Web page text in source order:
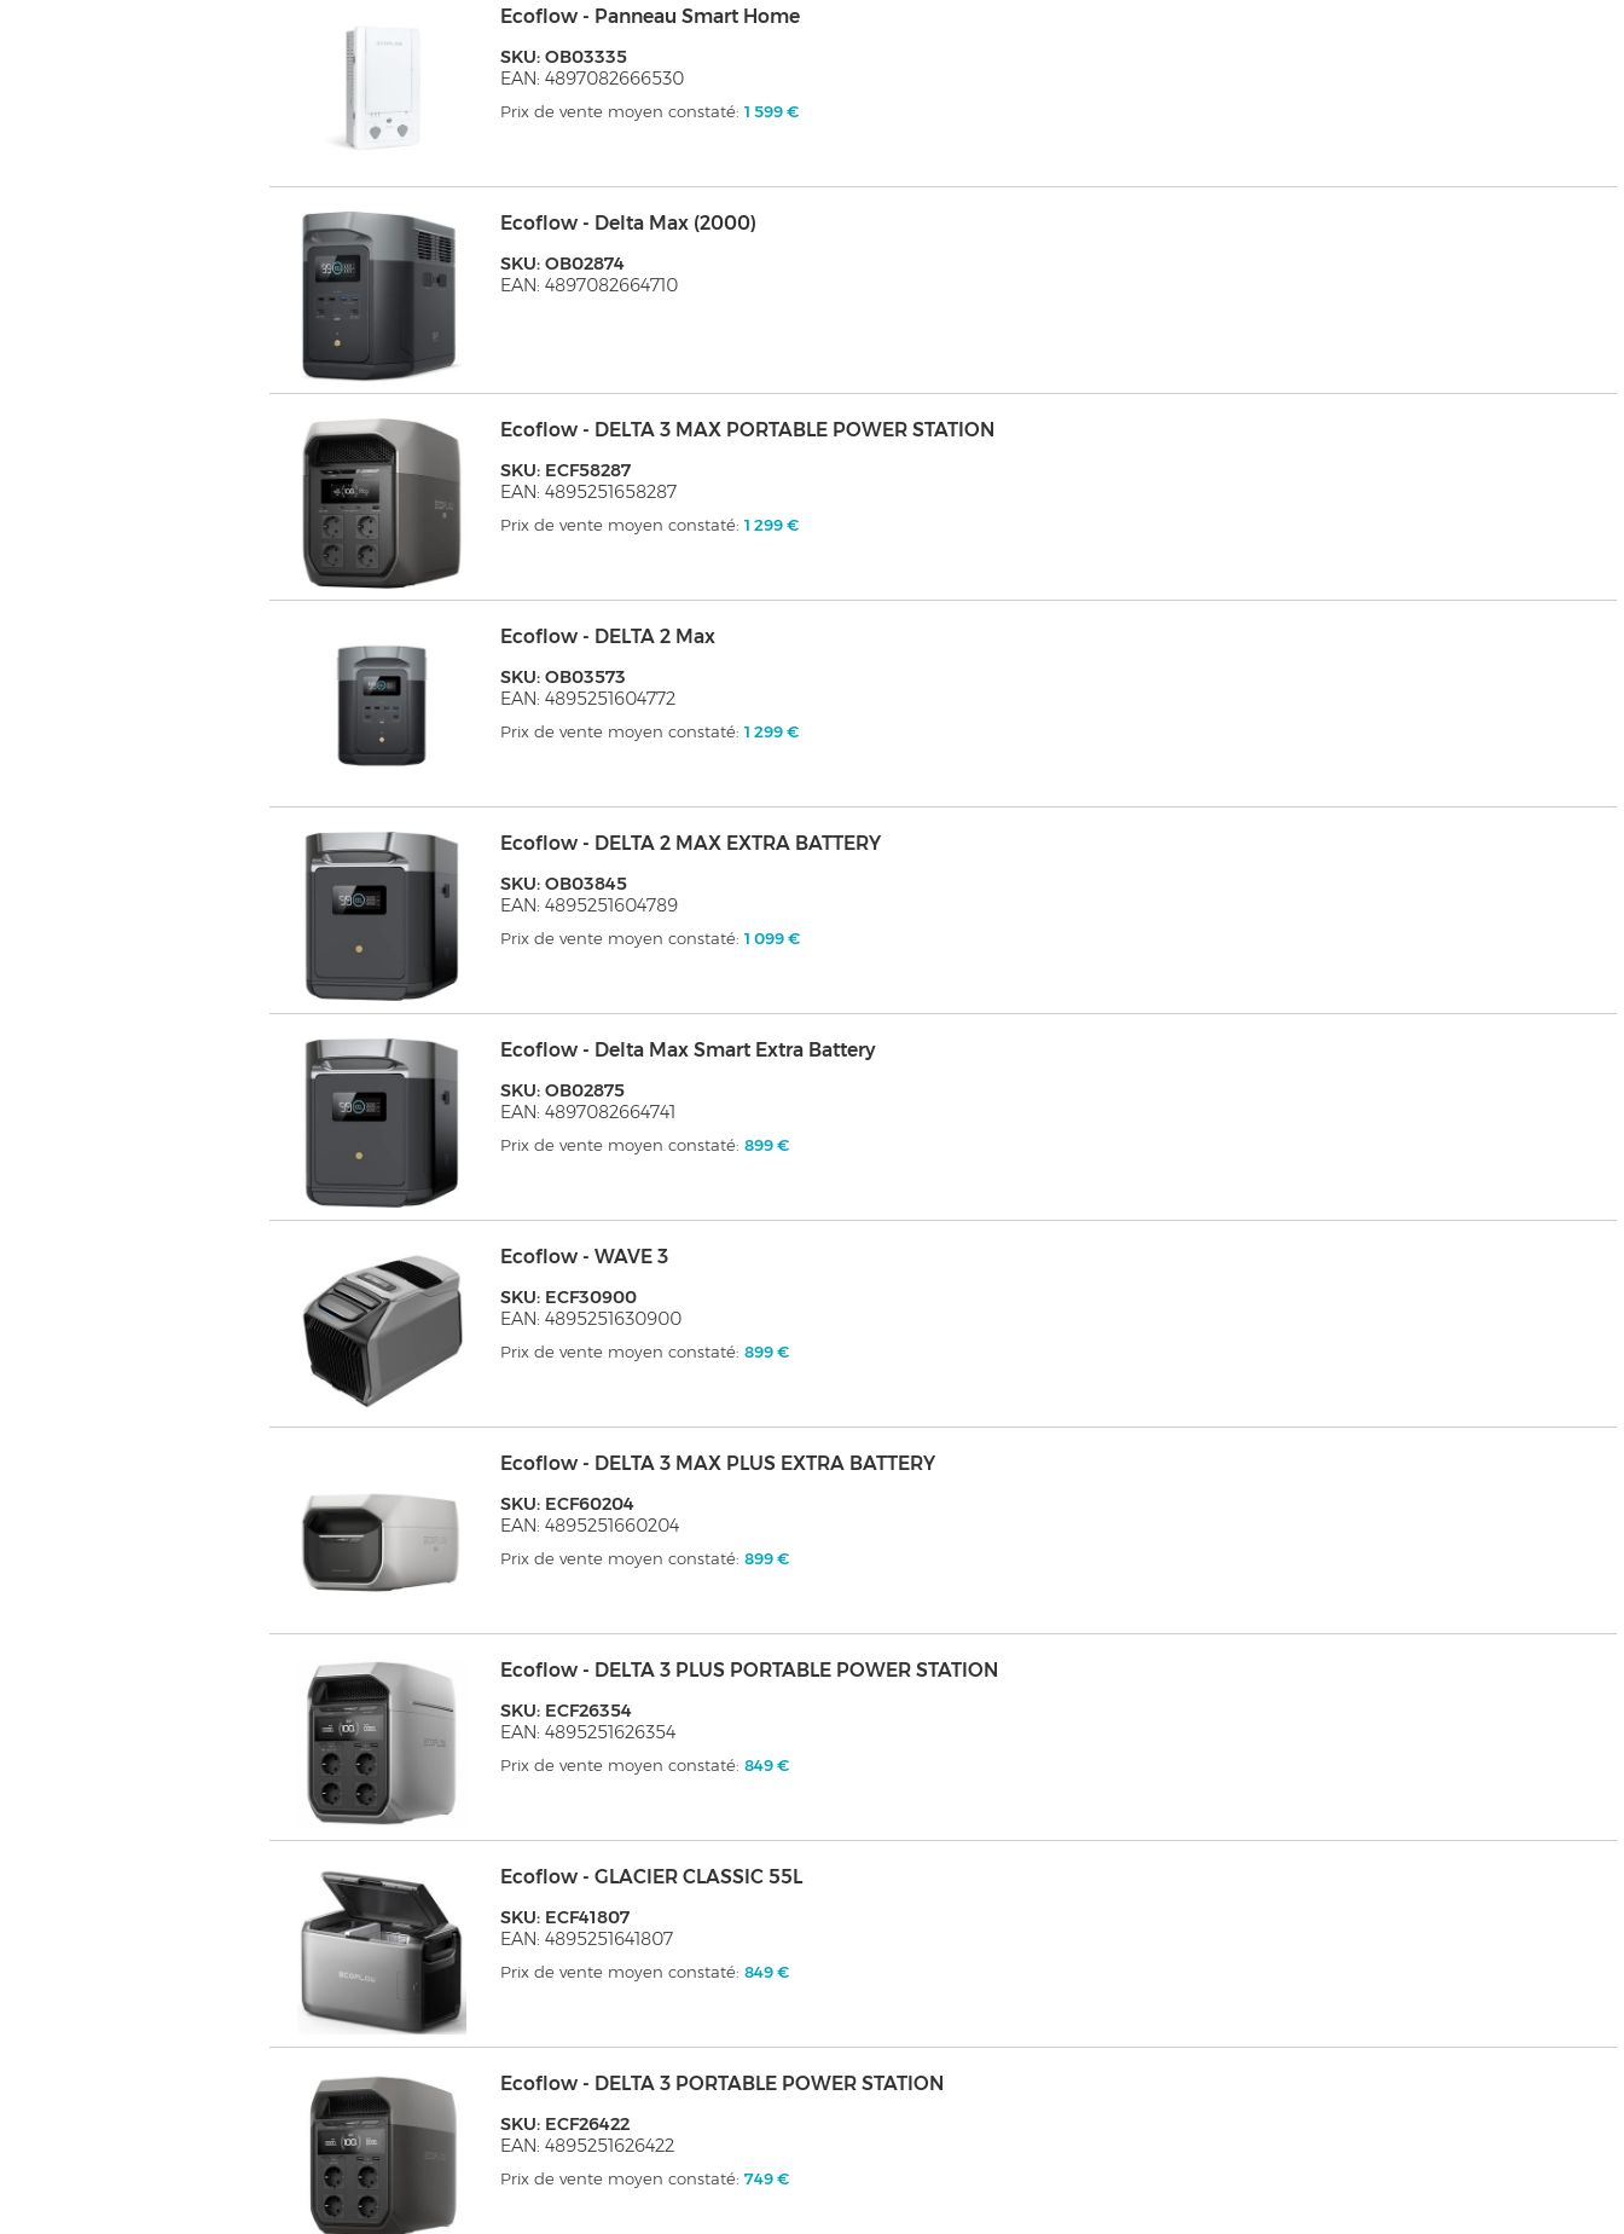
Ecoflow - Panneau Smart Home
SKU: OB03335
EAN: 4897082666530
Prix de vente moyen constaté:1 599 €
Ecoflow - Delta Max (2000)
SKU: OB02874
EAN: 4897082664710
Ecoflow - DELTA 3 MAX PORTABLE POWER STATION
SKU: ECF58287
EAN: 4895251658287
Prix de vente moyen constaté:1 299 €
Ecoflow - DELTA 2 Max
SKU: OB03573
EAN: 4895251604772
Prix de vente moyen constaté:1 299 €
Ecoflow - DELTA 2 MAX EXTRA BATTERY
SKU: OB03845
EAN: 4895251604789
Prix de vente moyen constaté:1 099 €
Ecoflow - Delta Max Smart Extra Battery
SKU: OB02875
EAN: 4897082664741
Prix de vente moyen constaté:899 €
Ecoflow - WAVE 3
SKU: ECF30900
EAN: 4895251630900
Prix de vente moyen constaté:899 €
Ecoflow - DELTA 3 MAX PLUS EXTRA BATTERY
SKU: ECF60204
EAN: 4895251660204
Prix de vente moyen constaté:899 €
Ecoflow - DELTA 3 PLUS PORTABLE POWER STATION
SKU: ECF26354
EAN: 4895251626354
Prix de vente moyen constaté:849 €
Ecoflow - GLACIER CLASSIC 55L
SKU: ECF41807
EAN: 4895251641807
Prix de vente moyen constaté:849 €
Ecoflow - DELTA 3 PORTABLE POWER STATION
SKU: ECF26422
EAN: 4895251626422
Prix de vente moyen constaté:749 €